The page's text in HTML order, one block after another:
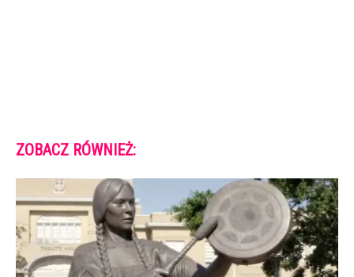
ZOBACZ RÓWNIEŻ: